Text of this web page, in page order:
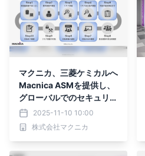
マクニカ、三菱ケミカルへ
Macnica ASMを提供し、
グローバルでのセキュリテ
ィ対策強化を支援
2025-11-10 10:00
株式会社マクニカ